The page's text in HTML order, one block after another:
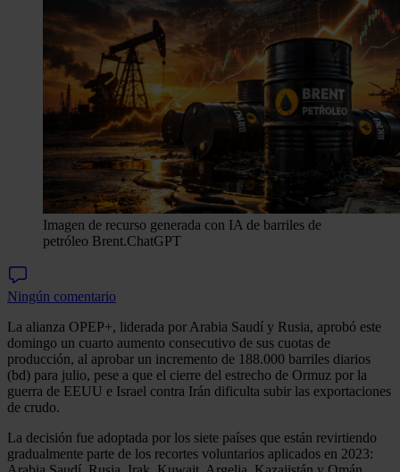
Imagen de recurso generada con IA de barriles de
petróleo Brent.ChatGPT
Ningún comentario
La alianza OPEP+, liderada por Arabia Saudí y Rusia, aprobó este
domingo un cuarto aumento consecutivo de sus cuotas de
producción, al aprobar un incremento de 188.000 barriles diarios
(bd) para julio, pese a que el cierre del estrecho de Ormuz por la
guerra de EEUU e Israel contra Irán dificulta subir las exportaciones
de crudo.
La decisión fue adoptada por los siete países que están revirtiendo
gradualmente parte de los recortes voluntarios aplicados en 2023: